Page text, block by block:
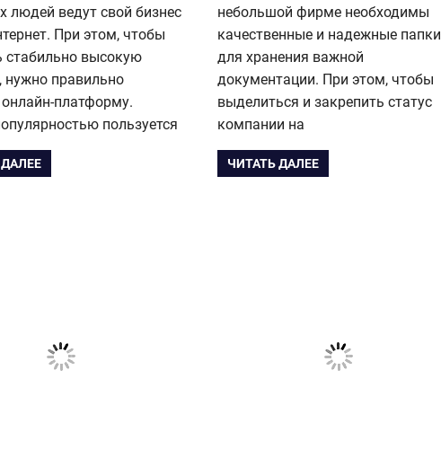
людей ведут свой бизнес
При этом, чтобы
стабильно высокую
нужно правильно
платформу.
пользуется
небольшой фирме необходимы
качественные и надежные папки
для хранения важной
документации. При этом, чтобы
выделиться и закрепить статус
компании на
ЧИТАТЬ ДАЛЕЕ